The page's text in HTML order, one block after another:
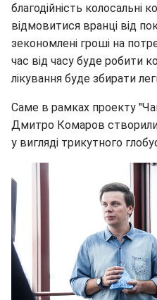
благодійність колосальні
відмовитися вранці від
зекономлені гроші на
час від часу буде робити
лікування буде збирати
Саме в рамках проекту
Дмитро Комаров створили
у вигляді трикутного